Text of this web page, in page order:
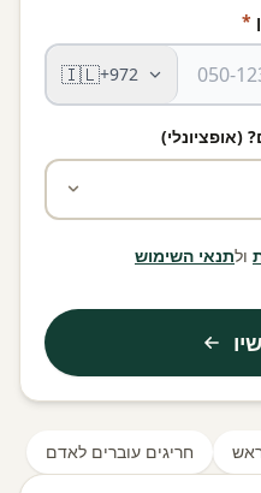
*
🇮🇱+972
(אופציונלי)
ולתנאי השימוש
חריגים עוברים לאדם